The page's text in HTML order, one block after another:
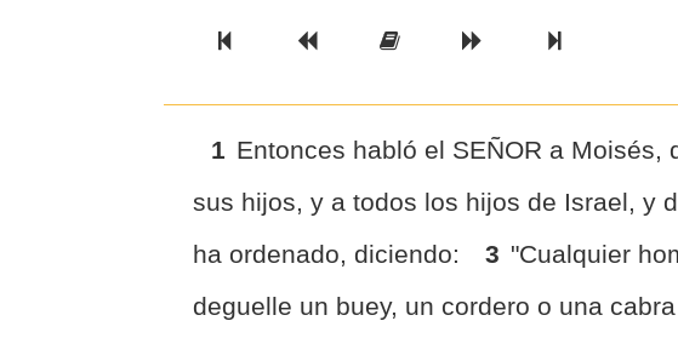
Previous BookPrevious Chapter
Read the Full Chapter
Next Chapter
Next Book
1 Entonces habló el SEÑOR a Moisés,
sus hijos, y a todos los hijos de Israel, y
ha ordenado, diciendo:
3 "Cualquier
deguelle un buey, un cordero o una